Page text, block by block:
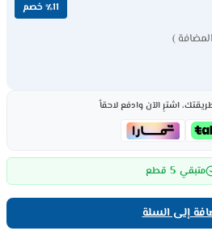
٪11 خصم
)
اشترِ الآن وادفع لاحقاً
متبقي 5 قطع
إلى السلة